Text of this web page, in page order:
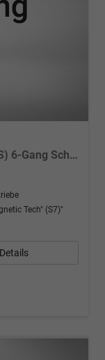
Basis (Basis) 1.5 TSI 110kW (150 PS) 6-Gang Schaltgetriebe
Tech" (S7)"
Details